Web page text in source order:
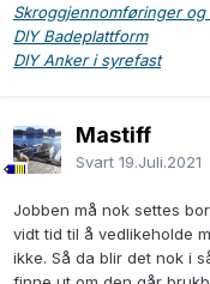
Skroggjennomføringer og
DIY Badeplattform
DIY Anker i syrefast
Mastiff
Svart 19.Juli.2021
Jobben må nok settes
vidt tid til å vedlikeholde
ikke. Så da blir det nok i